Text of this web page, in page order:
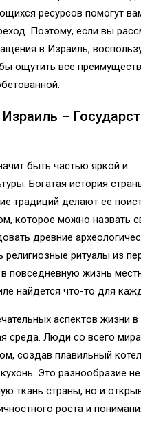
ресурсов помогут
Поэтому, если вы
в Израиль,
ощутить все
–
быть частью яркой и
Богатая история
традиций делают ее
которое можно назвать
древние
религиозные ритуалы из
в повседневную жизнь
найдется что-то для
аспектов жизни
среда. Люди со всего
создав плавильный
Это разнообразие
ткань страны, но и
роста и